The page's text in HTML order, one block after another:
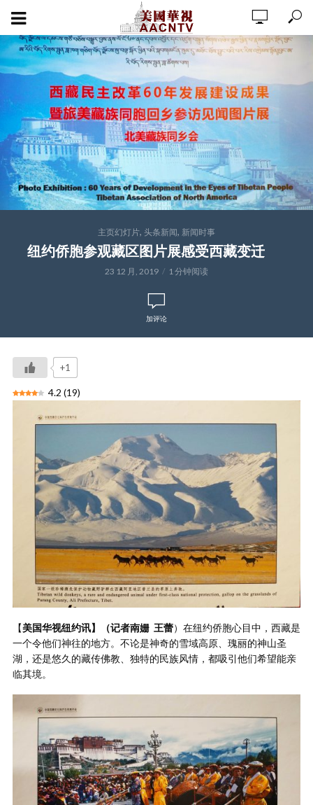
主页幻灯片, 头条新闻, 新闻时事
纽约侨胞参观藏区图片展感受西藏变迁
23 12 月, 2019 1 分钟阅读
加评论
+1
4.2 (19)
【美国华视纽约讯】（记者南姗 王蕾）在纽约侨胞心目中，西藏是
一个令他们神往的地方。不论是神奇的雪域高原、瑰丽的神山圣
湖，还是悠久的藏传佛教、独特的民族风情，都吸引他们希望能亲
临其境。